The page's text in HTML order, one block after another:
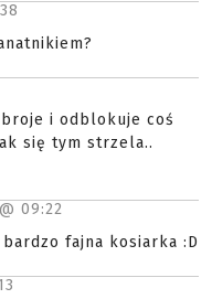
i odblokuje coś
się tym strzela..
09:22
bardzo fajna kosiarka :D